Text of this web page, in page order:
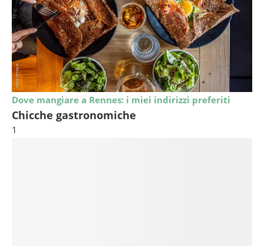
Dove mangiare a Rennes: i miei indirizzi preferiti
Chicche gastronomiche
1